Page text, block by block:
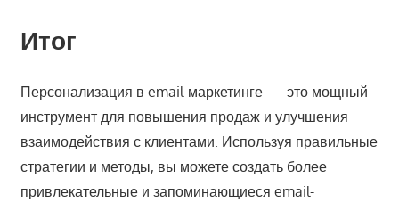
Итог
Персонализация в email-маркетинге — это мощный
инструмент для повышения продаж и улучшения
взаимодействия с клиентами. Используя правильные
стратегии и методы, вы можете создать более
привлекательные и запоминающиеся email-